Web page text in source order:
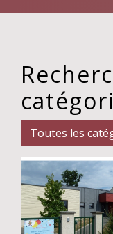
Toutes les